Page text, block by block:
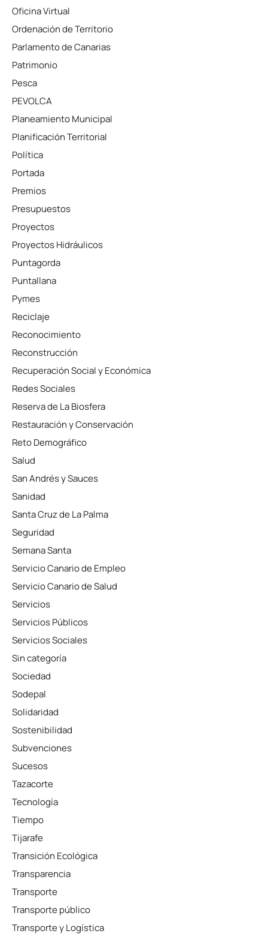
Oficina Virtual
Ordenación de Territorio
Parlamento de Canarias
Patrimonio
Pesca
PEVOLCA
Planeamiento Municipal
Planificación Territorial
Política
Portada
Premios
Presupuestos
Proyectos
Proyectos Hidráulicos
Puntagorda
Puntallana
Pymes
Reciclaje
Reconocimiento
Reconstrucción
Recuperación Social y Económica
Redes Sociales
Reserva de La Biosfera
Restauración y Conservación
Reto Demográfico
Salud
San Andrés y Sauces
Sanidad
Santa Cruz de La Palma
Seguridad
Semana Santa
Servicio Canario de Empleo
Servicio Canario de Salud
Servicios
Servicios Públicos
Servicios Sociales
Sin categoría
Sociedad
Sodepal
Solidaridad
Sostenibilidad
Subvenciones
Sucesos
Tazacorte
Tecnología
Tiempo
Tijarafe
Transición Ecológica
Transparencia
Transporte
Transporte público
Transporte y Logística